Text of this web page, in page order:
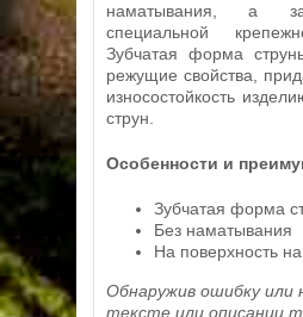
наматывания, а
специальной
Зубчатая форма
режущие свойства,
износостойкость
струн.
Особенности и
Зубчатая форма
Без наматывания
На поверхность
Обнаружив ошибку или
тексте или описании